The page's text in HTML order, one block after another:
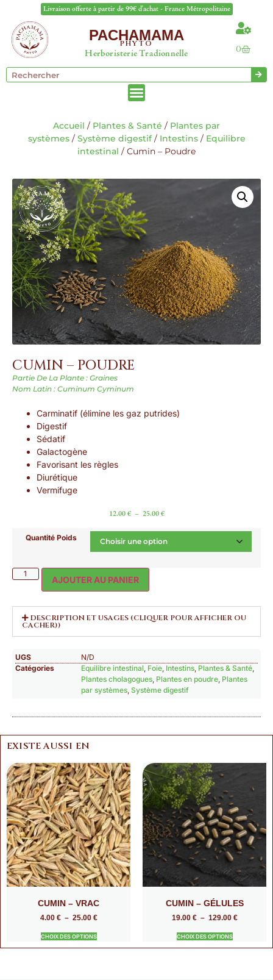
Livraison offerte à partir de 99€ d'achat - France Métropolitaine
PACHAMAMA
PHYTO
Herboristerie Tradionnelle 0
Accueil / Plantes & Santé / Plantes par
systèmes/ Système digestif/ Intestins/ Equilibre
intestinal / Cumin – Poudre
CUMIN – POUDRE
Partie De La Plante : Graines
Nom Latin : Cuminum Cyminum
Carminatif (élimine les gaz putrides)
Digestif
Sédatif
Galactogène
Favorisant les règles
Diurétique
Vermifuge
12.00 € – 25.00 €
Quantité Poids
AJOUTER AU PANIER
DESCRIPTION ET USAGES (CLIQUER POUR AFFICHER OU
CACHER))
UGS
N/D
Catégories
Equilibre intestinal, Foie, Intestins, Plantes & Santé,
Plantes cholagogues, Plantes en poudre, Plantes
par systèmes, Système digestif
EXISTE AUSSI EN
CUMIN – VRAC
4.00 € – 25.00 €
CHOIX DES OPTIONS
CUMIN – GÉLULES
19.00 € – 129.00 €
CHOIX DES OPTIONS